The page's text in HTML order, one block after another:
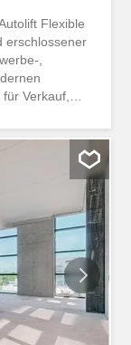
Flexible
erschlossener
,
Verkauf,
Wünschen
im
pro
EtageEine
?
Ihnen die
Wir freuen